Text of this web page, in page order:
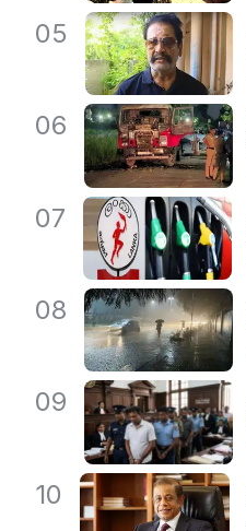
05
06
07
08
09
10